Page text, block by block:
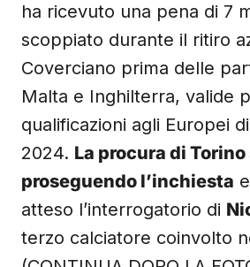
ha ricevuto una pena di 7
scoppiato durante il ritiro
Coverciano prima delle
Malta e Inghilterra, valide
qualificazioni agli Europei
2024. La procura di Torino
proseguendo l’inchiesta
atteso l’interrogatorio di
terzo calciatore coinvolto